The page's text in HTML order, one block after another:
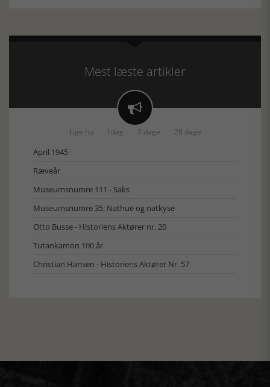
Mest læste artikler

Lige nu I dag 7 dage 28 dage
April 1945
Ræveår
Museumsnumre 111 - Saks
Museumsnumre 35: Nathue og natkyse
Otto Busse - Historiens Aktører nr. 20
Tutankamon 100 år
Christian Hansen - Historiens Aktører Nr. 57